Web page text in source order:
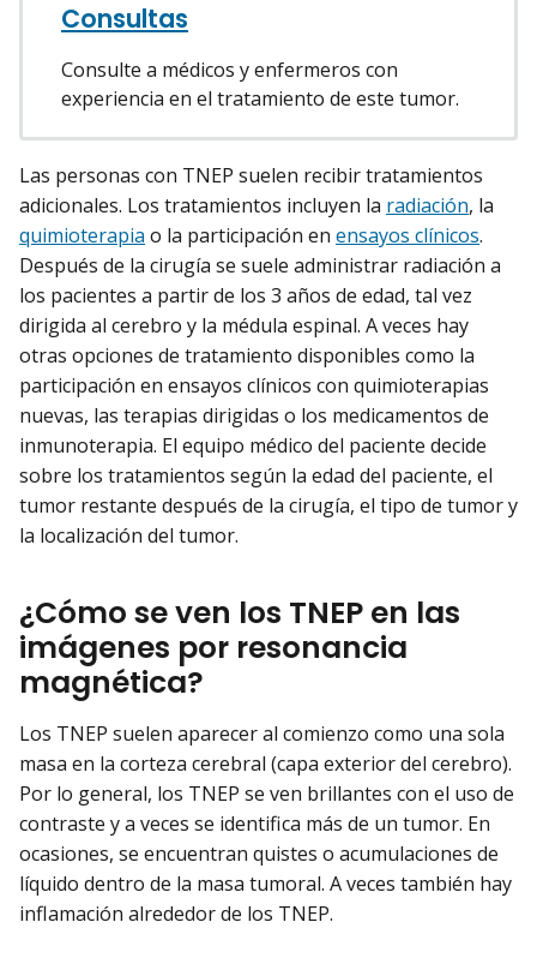
Consultas
Consulte a médicos y enfermeros con
experiencia en el tratamiento de este tumor.
Las personas con TNEP suelen recibir tratamientos
adicionales. Los tratamientos incluyen la radiación, la
quimioterapia o la participación en ensayos clínicos.
Después de la cirugía se suele administrar radiación a
los pacientes a partir de los 3 años de edad, tal vez
dirigida al cerebro y la médula espinal. A veces hay
otras opciones de tratamiento disponibles como la
participación en ensayos clínicos con quimioterapias
nuevas, las terapias dirigidas o los medicamentos de
inmunoterapia. El equipo médico del paciente decide
sobre los tratamientos según la edad del paciente, el
tumor restante después de la cirugía, el tipo de tumor y
la localización del tumor.
¿Cómo se ven los TNEP en las
imágenes por resonancia
magnética?
Los TNEP suelen aparecer al comienzo como una sola
masa en la corteza cerebral (capa exterior del cerebro).
Por lo general, los TNEP se ven brillantes con el uso de
contraste y a veces se identifica más de un tumor. En
ocasiones, se encuentran quistes o acumulaciones de
líquido dentro de la masa tumoral. A veces también hay
inflamación alrededor de los TNEP.